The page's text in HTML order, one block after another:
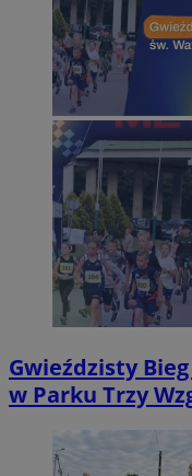
Gwieździsty
w Parku Trzy